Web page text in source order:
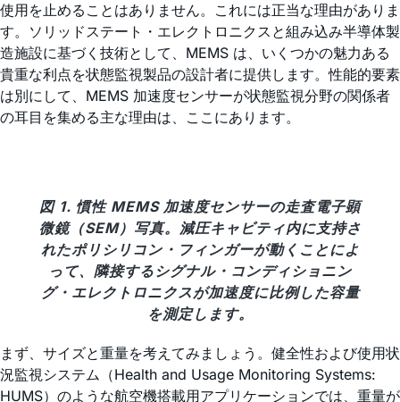
使用を止めることはありません。これには正当な理由がありま
す。ソリッドステート・エレクトロニクスと組み込み半導体製
造施設に基づく技術として、MEMS は、いくつかの魅力ある
貴重な利点を状態監視製品の設計者に提供します。性能的要素
は別にして、MEMS 加速度センサーが状態監視分野の関係者
の耳目を集める主な理由は、ここにあります。
図 1. 慣性 MEMS 加速度センサーの走査電子顕
微鏡（SEM）写真。減圧キャビティ内に支持さ
れたポリシリコン・フィンガーが動くことによ
って、隣接するシグナル・コンディショニン
グ・エレクトロニクスが加速度に比例した容量
を測定します。
まず、サイズと重量を考えてみましょう。健全性および使用状
況監視システム（Health and Usage Monitoring Systems:
HUMS）のような航空機搭載用アプリケーションでは、重量が